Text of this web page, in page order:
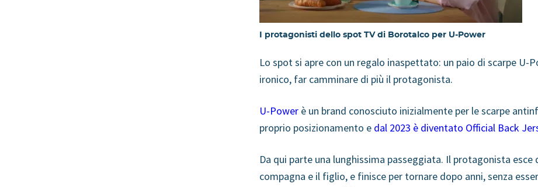
I protagonisti dello spot TV di Borotalco per U-Power
Lo spot si apre con un regalo inaspettato: un paio di scarpe
ironico, far camminare di più il protagonista.
U-Power è un brand conosciuto inizialmente per le scarpe
proprio posizionamento e dal 2023 è diventato Official Back
Da qui parte una lunghissima passeggiata. Il protagonista
compagna e il figlio, e finisce per tornare dopo anni, senza